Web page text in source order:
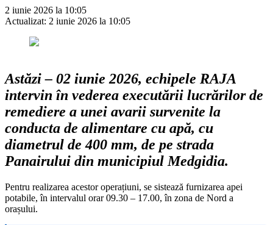
2 iunie 2026 la 10:05
Actualizat: 2 iunie 2026 la 10:05
Astăzi – 02 iunie 2026, echipele RAJA
intervin în vederea executării lucrărilor de
remediere a unei avarii survenite la
conducta de alimentare cu apă, cu
diametrul de 400 mm, de pe strada
Panairului din municipiul Medgidia.
Pentru realizarea acestor operațiuni, se sistează furnizarea apei
potabile, în intervalul orar 09.30 – 17.00, în zona de Nord a
orașului.